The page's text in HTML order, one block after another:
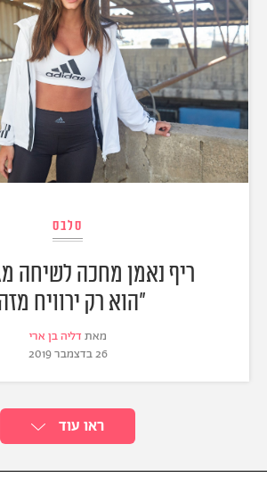
סלבס
ריף נאמן מחכה לשיחה
"הוא רק ירוויח
מאת דליה בן ארי
26 בדצמבר 2019
ראו עוד